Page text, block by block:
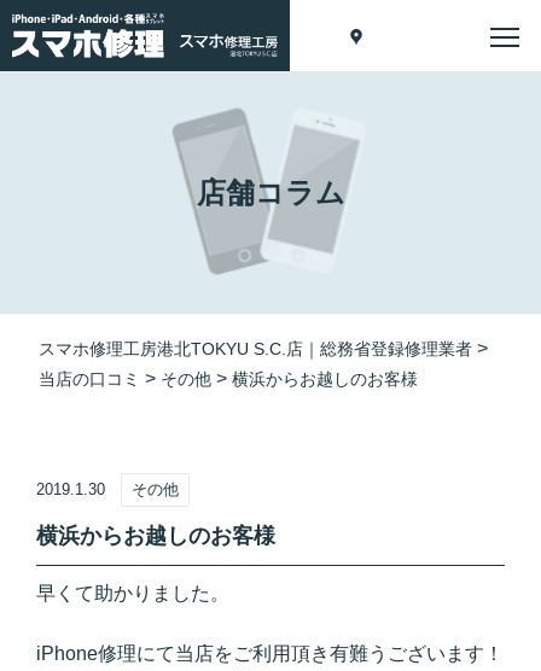
店舗コラム
スマホ修理工房港北TOKYU S.C.店｜総務省登録修理業者 >
当店の口コミ > その他 > 横浜からお越しのお客様
2019.1.30 その他
横浜からお越しのお客様
早くて助かりました。
iPhone修理にて当店をご利用頂き有難うございます！